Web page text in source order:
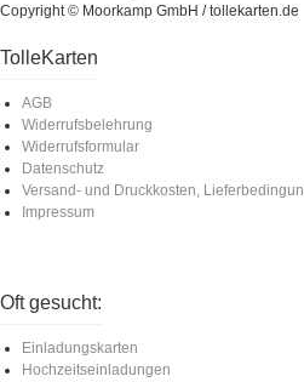
Copyright © Moorkamp GmbH / tollekarten.de
TolleKarten
AGB
Widerrufsbelehrung
Widerrufsformular
Datenschutz
Versand- und Druckkosten,
Impressum
Oft gesucht:
Einladungskarten
Hochzeitseinladungen